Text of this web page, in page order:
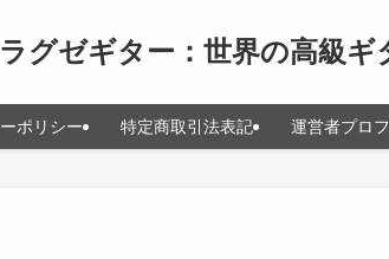
ラグゼギター：世界の高級ギ
ポリシー 特定商取引法表記 運営者プロ